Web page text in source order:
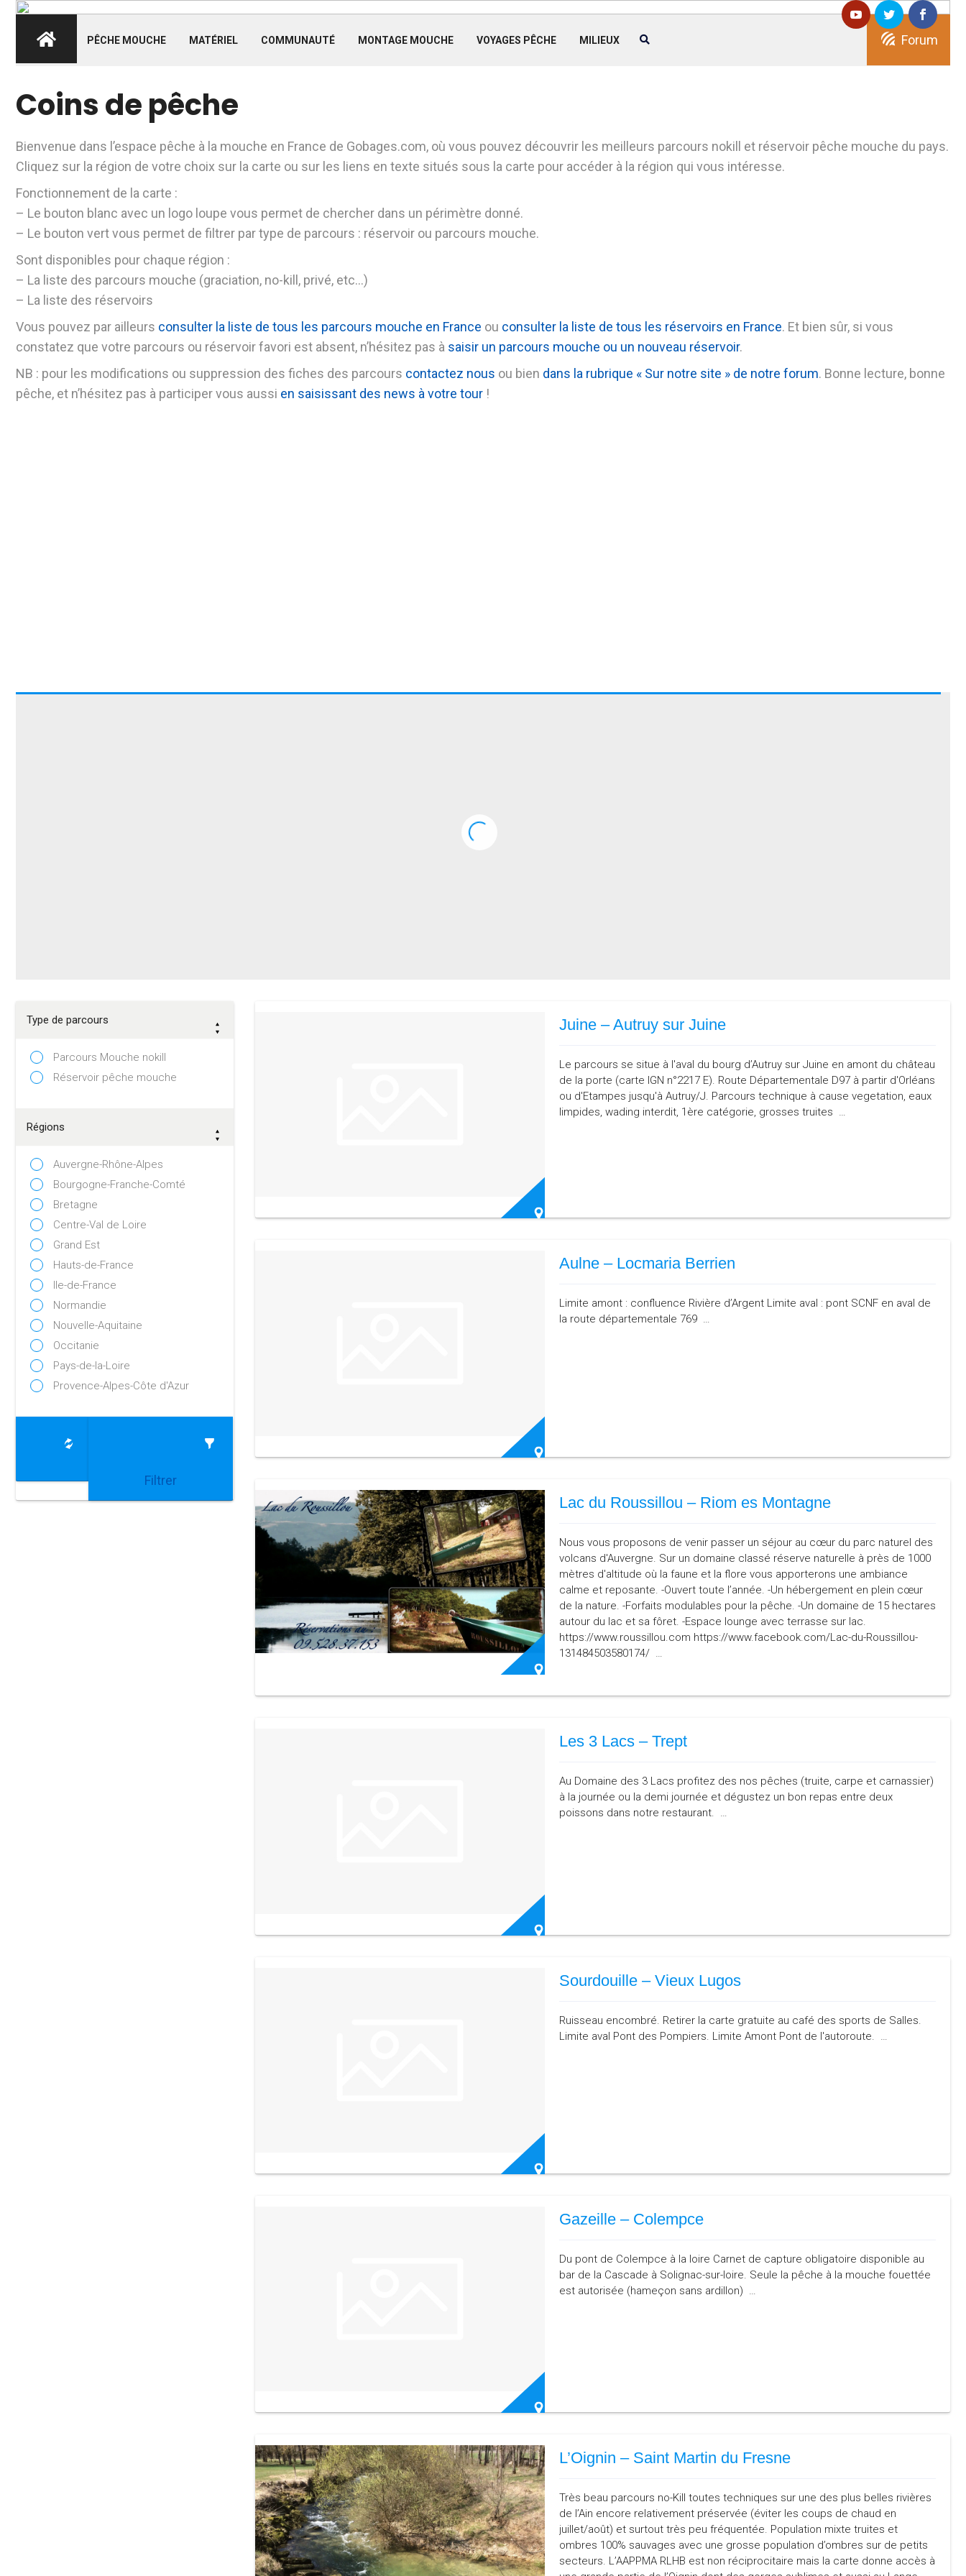
PÊCHE MOUCHE MATÉRIEL COMMUNAUTÉ MONTAGE MOUCHE VOYAGES PÊCHE MILIEUX Forum
Coins de pêche
Bienvenue dans l’espace pêche à la mouche en France de Gobages.com, où vous pouvez découvrir les meilleurs parcours nokill et réservoir pêche mouche du pays.
Cliquez sur la région de votre choix sur la carte ou sur les liens en texte situés sous la carte pour accéder à la région qui vous intéresse.
Fonctionnement de la carte :
– Le bouton blanc avec un logo loupe vous permet de chercher dans un périmètre donné.
– Le bouton vert vous permet de filtrer par type de parcours : réservoir ou parcours mouche.
Sont disponibles pour chaque région :
– La liste des parcours mouche (graciation, no-kill, privé, etc…)
– La liste des réservoirs
Vous pouvez par ailleurs consulter la liste de tous les parcours mouche en France ou consulter la liste de tous les réservoirs en France. Et bien sûr, si vous
constatez que votre parcours ou réservoir favori est absent, n’hésitez pas à saisir un parcours mouche ou un nouveau réservoir.
NB : pour les modifications ou suppression des fiches des parcours contactez nous ou bien dans la rubrique « Sur notre site » de notre forum. Bonne lecture, bonne
pêche, et n’hésitez pas à participer vous aussi en saisissant des news à votre tour !
Type de parcours
Parcours Mouche nokill
Réservoir pêche mouche
Régions
Auvergne-Rhône-Alpes
Bourgogne-Franche-Comté
Bretagne
Centre-Val de Loire
Grand Est
Hauts-de-France
Ile-de-France
Normandie
Nouvelle-Aquitaine
Occitanie
Pays-de-la-Loire
Provence-Alpes-Côte d'Azur
Filtrer
Juine – Autruy sur Juine
Le parcours se situe à l'aval du bourg d’Autruy sur Juine en amont du château
de la porte (carte IGN n°2217 E). Route Départementale D97 à partir d'Orléans
ou d'Etampes jusqu'à Autruy/J. Parcours technique à cause vegetation, eaux
limpides, wading interdit, 1ère catégorie, grosses truites …
Aulne – Locmaria Berrien
Limite amont : confluence Rivière d’Argent Limite aval : pont SCNF en aval de
la route départementale 769 …
Lac du Roussillou – Riom es Montagne
Nous vous proposons de venir passer un séjour au cœur du parc naturel des
volcans d'Auvergne. Sur un domaine classé réserve naturelle à près de 1000
mètres d'altitude où la faune et la flore vous apporterons une ambiance
calme et reposante. -Ouvert toute l’année. -Un hébergement en plein cœur
de la nature. -Forfaits modulables pour la pêche. -Un domaine de 15 hectares
autour du lac et sa fôret. -Espace lounge avec terrasse sur lac.
https://www.roussillou.com https://www.facebook.com/Lac-du-Roussillou-
131484503580174/ …
Les 3 Lacs – Trept
Au Domaine des 3 Lacs profitez des nos pêches (truite, carpe et carnassier)
à la journée ou la demi journée et dégustez un bon repas entre deux
poissons dans notre restaurant. …
Sourdouille – Vieux Lugos
Ruisseau encombré. Retirer la carte gratuite au café des sports de Salles.
Limite aval Pont des Pompiers. Limite Amont Pont de l'autoroute. …
Gazeille – Colempce
Du pont de Colempce à la loire Carnet de capture obligatoire disponible au
bar de la Cascade à Solignac-sur-loire. Seule la pêche à la mouche fouettée
est autorisée (hameçon sans ardillon) …
L’Oignin – Saint Martin du Fresne
Très beau parcours no-Kill toutes techniques sur une des plus belles rivières
de l’Ain encore relativement préservée (éviter les coups de chaud en
juillet/août) et surtout très peu fréquentée. Population mixte truites et
ombres 100% sauvages avec une grosse population d’ombres sur de petits
secteurs. L’AAPPMA RLHB est non réciprocitaire mais la carte donne accès à